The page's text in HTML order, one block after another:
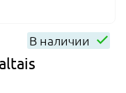
В наличии